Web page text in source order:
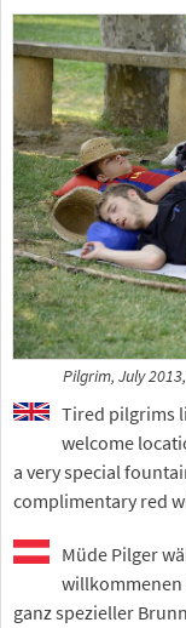
Pilgrim, July
Tired pilgrims
welcome
a very special
complimentary red
Müde Pilger
willkommenen
ganz spezieller